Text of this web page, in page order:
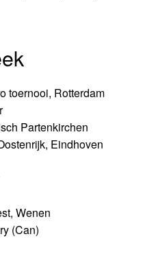
toernooi, Rotterdam
Partenkirchen
Eindhoven
Wenen
(Can)